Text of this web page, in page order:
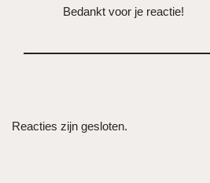
Bedankt voor je reactie!
Reacties zijn gesloten.